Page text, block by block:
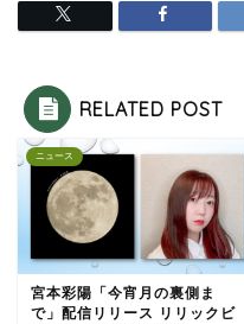
RELATED POST
ニュース
宮本彩陽「今宵月の裏側ま
で」配信リリース リリックビ